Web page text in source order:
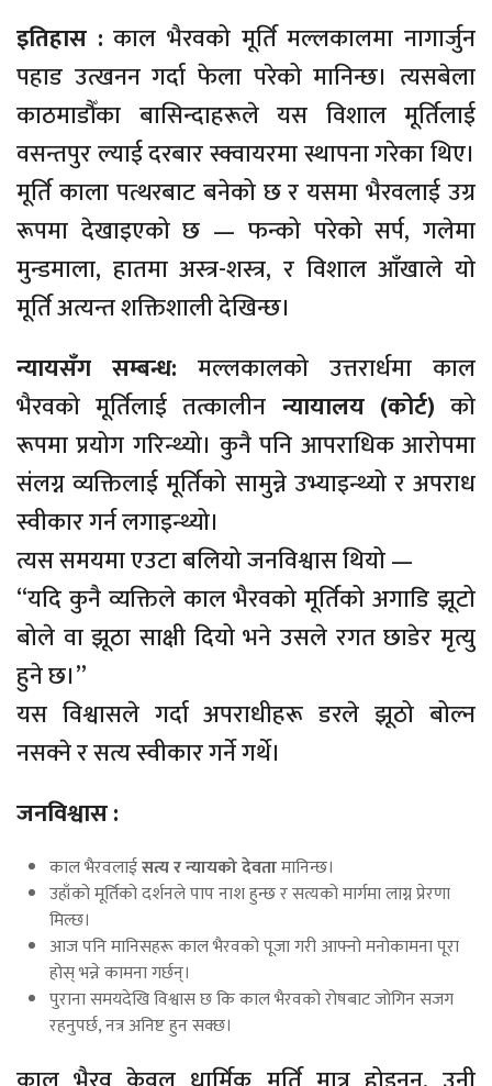
इतिहास : काल भैरवको मूर्ति मल्लकालमा नागार्जुन
पहाड उत्खनन गर्दा फेला परेको मानिन्छ। त्यसबेला
काठमाडौँका बासिन्दाहरूले यस विशाल मूर्तिलाई
वसन्तपुर ल्याई दरबार स्क्वायरमा स्थापना गरेका थिए।
मूर्ति काला पत्थरबाट बनेको छ र यसमा भैरवलाई उग्र
रूपमा देखाइएको छ — फन्को परेको सर्प, गलेमा
मुन्डमाला, हातमा अस्त्र-शस्त्र, र विशाल आँखाले यो
मूर्ति अत्यन्त शक्तिशाली देखिन्छ।
न्यायसँग सम्बन्ध: मल्लकालको उत्तरार्धमा काल
भैरवको मूर्तिलाई तत्कालीन न्यायालय (कोर्ट) को
रूपमा प्रयोग गरिन्थ्यो। कुनै पनि आपराधिक आरोपमा
संलग्न व्यक्तिलाई मूर्तिको सामुन्ने उभ्याइन्थ्यो र अपराध
स्वीकार गर्न लगाइन्थ्यो।
त्यस समयमा एउटा बलियो जनविश्वास थियो —
“यदि कुनै व्यक्तिले काल भैरवको मूर्तिको अगाडि झूटो
बोले वा झूठा साक्षी दियो भने उसले रगत छाडेर मृत्यु
हुने छ।”
यस विश्वासले गर्दा अपराधीहरू डरले झूठो बोल्न
नसक्ने र सत्य स्वीकार गर्ने गर्थे।
जनविश्वास :
काल भैरवलाईसत्य र न्यायको देवतामानिन्छ।
उहाँको मूर्तिको दर्शनले पाप नाश हुन्छ र सत्यको मार्गमा लाग्न प्रेरणा
मिल्छ।
आज पनि मानिसहरू काल भैरवको पूजा गरी आफ्नो मनोकामना पूरा
होस् भन्ने कामना गर्छन्।
पुराना समयदेखि विश्वास छ कि काल भैरवको रोषबाट जोगिन सजग
रहनुपर्छ, नत्र अनिष्ट हुन सक्छ।